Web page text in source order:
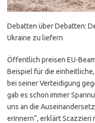
Debatten über Debatten:
Ukraine zu liefern
Öffentlich preisen EU-
Beispiel für die
bei seiner Verteidigung
gab es schon immer
uns an die
erinnern“, erklärt Scazzieri